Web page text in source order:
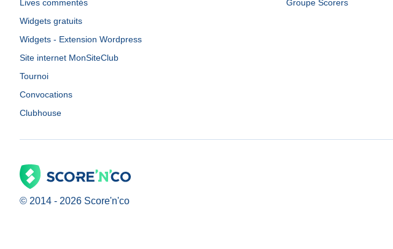
Lives commentés
Widgets gratuits
Widgets - Extension Wordpress
Site internet MonSiteClub
Tournoi
Convocations
Clubhouse
Groupe Scorers
© 2014 - 2026 Score'n'co